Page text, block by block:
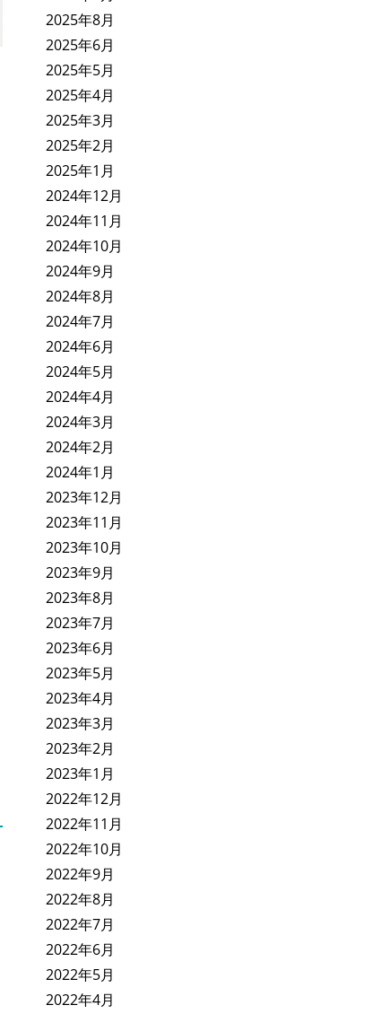
2025年8月
2025年6月
2025年5月
2025年4月
2025年3月
2025年2月
2025年1月
2024年12月
2024年11月
2024年10月
2024年9月
2024年8月
2024年7月
2024年6月
2024年5月
2024年4月
2024年3月
2024年2月
2024年1月
2023年12月
2023年11月
2023年10月
2023年9月
2023年8月
2023年7月
2023年6月
2023年5月
2023年4月
2023年3月
2023年2月
2023年1月
2022年12月
2022年11月
2022年10月
2022年9月
2022年8月
2022年7月
2022年6月
2022年5月
2022年4月